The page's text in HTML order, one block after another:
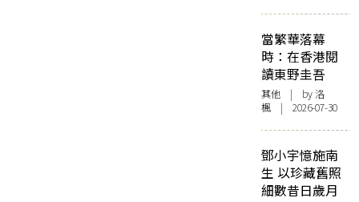
當繁華落幕
時：在香港閱
讀東野圭吾
其他 | by洛
楓 | 2026-07-30
鄧小宇憶施南
生 以珍藏舊照
細數昔日歲月